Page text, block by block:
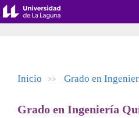
Inicio >> Grado en
Grado en Ingeniería